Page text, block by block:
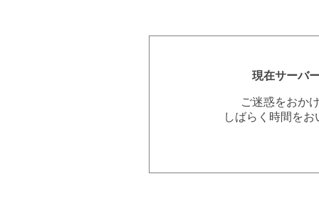
現在サーバ
ご迷惑をおか
しばらく時間を